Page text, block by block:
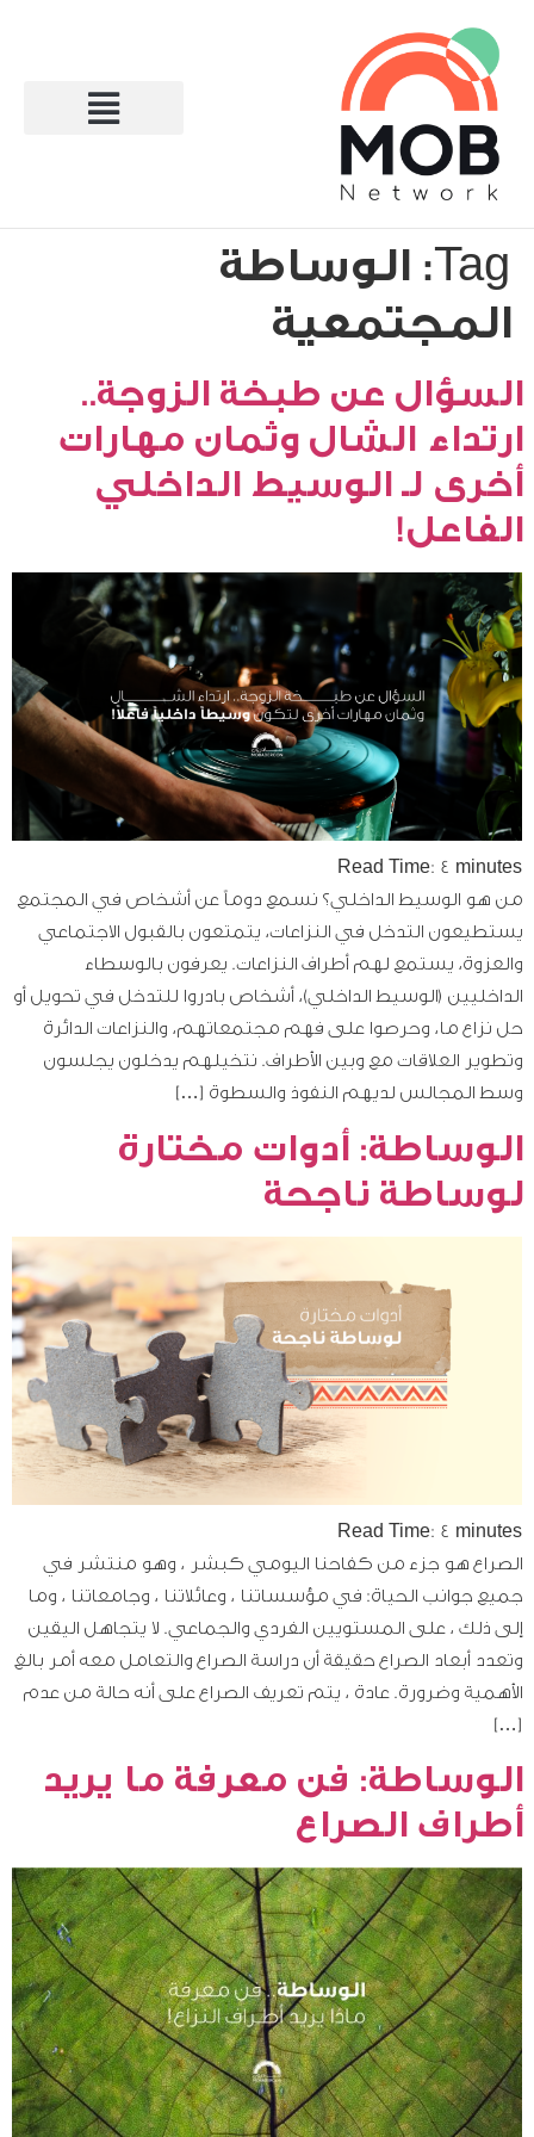
Tag: الوساطة
المجتمعية
السؤال عن طبخة الزوجة..
ارتداء الشال وثمان مهارات
أخرى لـ الوسيط الداخلي
الفاعل!
Read Time: 4 minutes
من هو الوسيط الداخلي؟ نسمع دوماً عن أشخاص في المجتمع
يستطيعون التدخل في النزاعات، يتمتعون بالقبول الاجتماعي
والعزوة، يستمع لهم أطراف النزاعات. يعرفون بالوسطاء
الداخليين (الوسيط الداخلي)، أشخاص بادروا للتدخل في تحويل أو
حل نزاع ما، وحرصوا على فهم مجتمعاتهم، والنزاعات الدائرة
وتطوير العلاقات مع وبين الأطراف. نتخيلهم يدخلون يجلسون
وسط المجالس لديهم النفوذ والسطوة […]
الوساطة: أدوات مختارة
لوساطة ناجحة
Read Time: 4 minutes
الصراع هو جزء من كفاحنا اليومي كبشر ، وهو منتشر في
جميع جوانب الحياة: في مؤسساتنا ، وعائلاتنا ، وجامعاتنا ، وما
إلى ذلك ، على المستويين الفردي والجماعي. لا يتجاهل اليقين
وتعدد أبعاد الصراع حقيقة أن دراسة الصراع والتعامل معه أمر بالغ
الأهمية وضرورة. عادة ، يتم تعريف الصراع على أنه حالة من عدم
[…]
الوساطة: فن معرفة ما يريد
أطراف الصراع